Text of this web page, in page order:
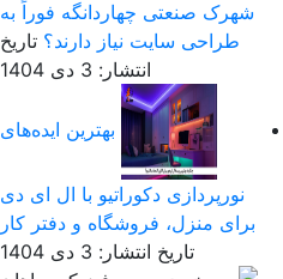
شهرک صنعتی چهاردانگه فوراً به
طراحی سایت نیاز دارند؟ تاریخ
انتشار: 3 دی 1404
بهترین ایده‌های
نورپردازی دکوراتیو با ال ای دی
برای منزل، فروشگاه و دفتر کار
تاریخ انتشار: 3 دی 1404